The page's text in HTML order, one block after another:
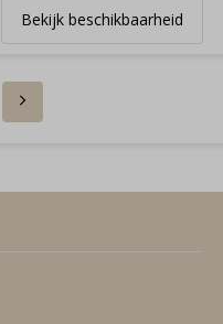
Bekijk beschikbaarheid